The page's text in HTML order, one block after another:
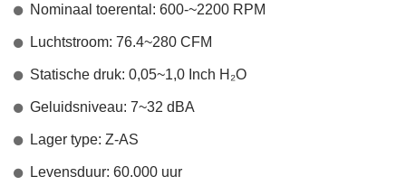
Nominaal toerental: 600-~2200 RPM
Luchtstroom: 76.4~280 CFM
Statische druk: 0,05~1,0 Inch H₂O
Geluidsniveau: 7~32 dBA
Lager type: Z-AS
Levensduur: 60.000 uur